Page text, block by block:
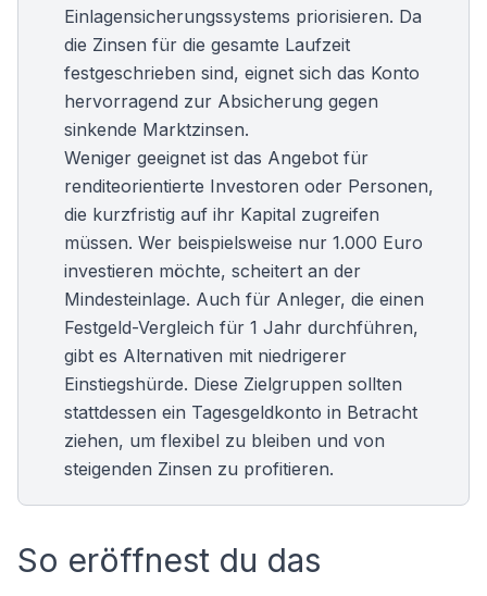
Einlagensicherungssystems priorisieren. Da
die Zinsen für die gesamte Laufzeit
festgeschrieben sind, eignet sich das Konto
hervorragend zur Absicherung gegen
sinkende Marktzinsen.
Weniger geeignet ist das Angebot für
renditeorientierte Investoren oder Personen,
die kurzfristig auf ihr Kapital zugreifen
müssen. Wer beispielsweise nur 1.000 Euro
investieren möchte, scheitert an der
Mindesteinlage. Auch für Anleger, die einen
Festgeld-Vergleich für 1 Jahr durchführen,
gibt es Alternativen mit niedrigerer
Einstiegshürde. Diese Zielgruppen sollten
stattdessen ein Tagesgeldkonto in Betracht
ziehen, um flexibel zu bleiben und von
steigenden Zinsen zu profitieren.
So eröffnest du das